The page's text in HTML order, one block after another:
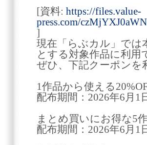
[資料: https://files.value-
press.com/
]
現在「らぶカル」では
とする対象作品に利
ぜひ、下記クーポンを
1作品から使える
配布期間：2026年6月1
まとめ買いにお得な5
配布期間：2026年6月1